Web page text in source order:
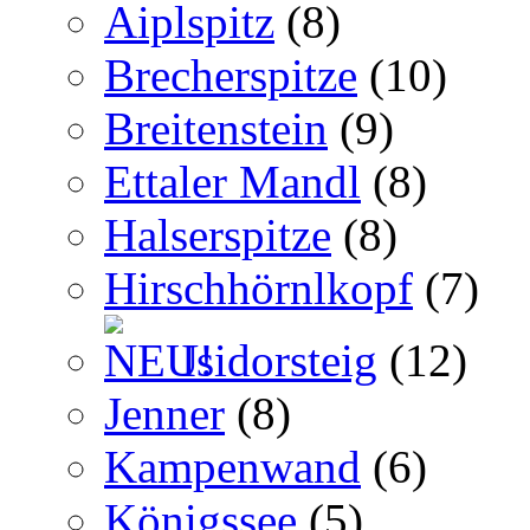
Aiplspitz (8)
Brecherspitze (10)
Breitenstein (9)
Ettaler Mandl (8)
Halserspitze (8)
Hirschhörnlkopf (7)
Isidorsteig (12)
Jenner (8)
Kampenwand (6)